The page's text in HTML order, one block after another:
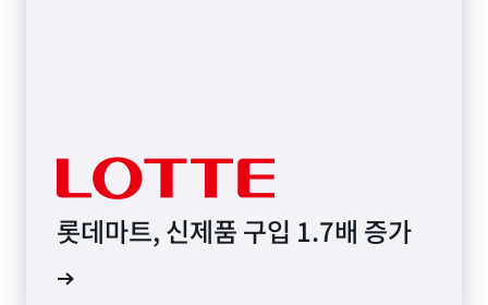
롯데마트, 신제품 구입 1.7배 증가